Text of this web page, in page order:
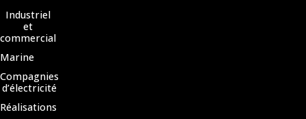
Industriel
et
commercial
Marine
Compagnies
d’électricité
Réalisations